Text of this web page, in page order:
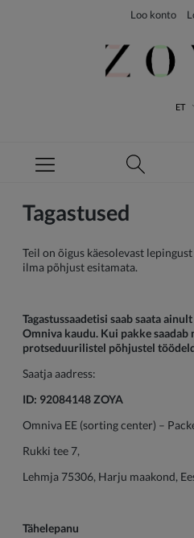
Loo konto
ET
Tagastused
Teil on õigus käesolevast
ilma põhjust esitamata.
Tagastussaadetisi saab saata
Omniva kaudu. Kui pakke saadab
protseduurilistel põhjustel
Saatja aadress:
ID: 92084148 ZOYA
Omniva EE (sorting center) –
Rukki tee 7,
Lehmja 75306, Harju maakond,
Tähelepanu